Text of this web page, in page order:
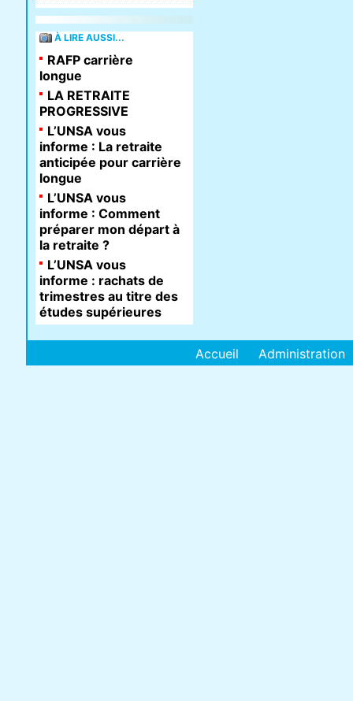
À LIRE AUSSI...
RAFP carrière
longue
LA RETRAITE
PROGRESSIVE
L’UNSA vous
informe : La retraite
anticipée pour carrière
longue
L’UNSA vous
informe : Comment
préparer mon départ à
la retraite ?
L’UNSA vous
informe : rachats de
trimestres au titre des
études supérieures
Accueil Administration